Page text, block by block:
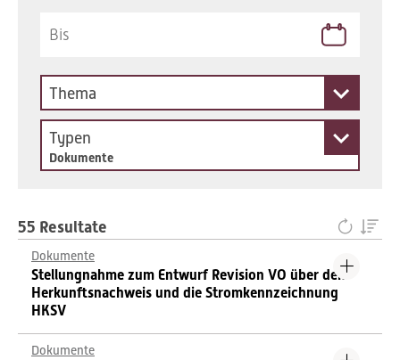
Thema
Typen
Dokumente
55 Resultate
Dokumente
Stellungnahme zum Entwurf Revision VO über den
Herkunftsnachweis und die Stromkennzeichnung
HKSV
Dokumente